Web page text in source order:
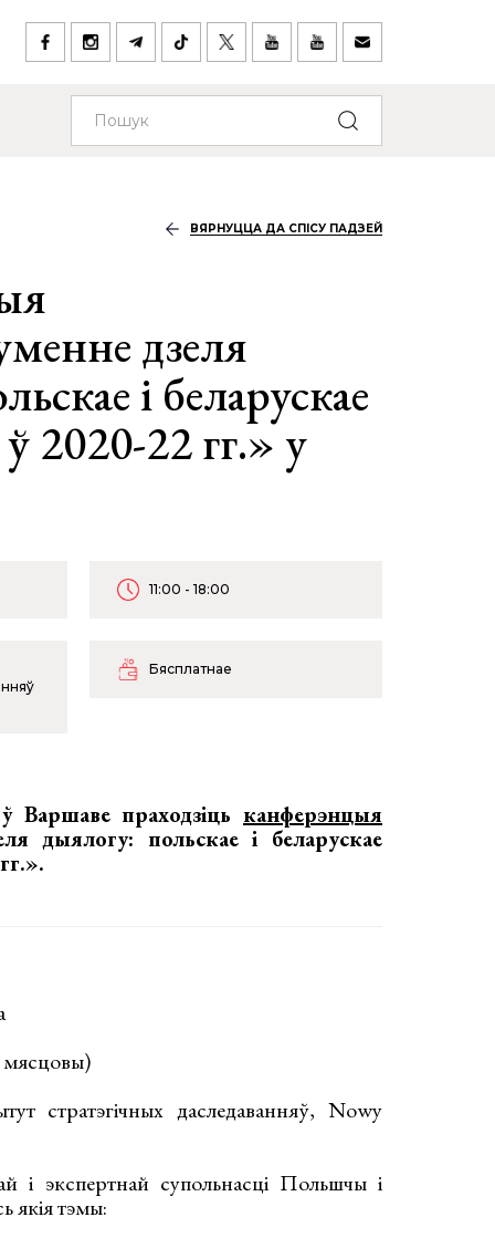
ВЯРНУЦЦА ДА СПІСУ ПАДЗЕЙ
дзеля
і беларускае
2020-22 гг.» у
11:00 - 18:00
Бясплатнае
Варшаве праходзіць канферэнцыя
дыялогу: польскае і беларускае
.
мясцовы)
стратэгічных даследаванняў, Nowy
і экспертнай супольнасці Польшчы і
якія тэмы: